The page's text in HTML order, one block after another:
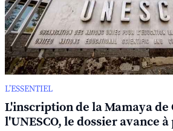
L’ESSENTIEL
L'inscription de la Mamaya de
l'UNESCO, le dossier avance